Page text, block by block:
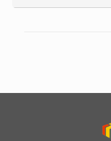
案例分享1：某电商西